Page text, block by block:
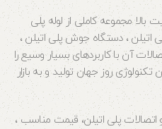
مجموعه کاملی از لوله پلی
اتیلن ، دستگاه جوش پلی اتیلن ،
آن با کاربردهای بسیار وسیع را
تکنولوژی روز جهان تولید و به بازار
اتصالات پلی اتیلن، قیمت مناسب ،